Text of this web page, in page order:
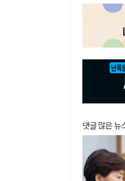
댓글 많은 뉴